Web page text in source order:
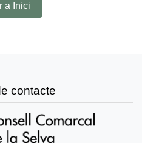
a Inici
contacte